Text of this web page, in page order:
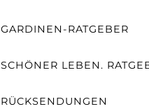
GARDINEN-RATGEBER
SCHÖNER LEBEN.
RÜCKSENDUNGEN